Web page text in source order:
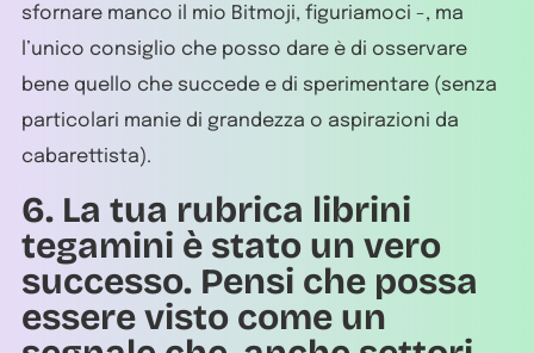
sfornare manco il mio Bitmoji, figuriamoci -, ma
l’unico consiglio che posso dare è di osservare
bene quello che succede e di sperimentare (senza
particolari manie di grandezza o aspirazioni da
cabarettista).
6. La tua rubrica librini
tegamini è stato un vero
successo. Pensi che possa
essere visto come un